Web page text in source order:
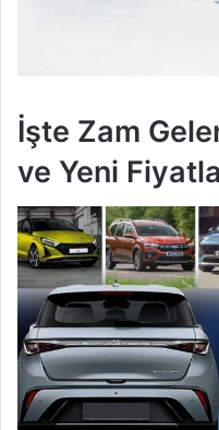
İşte Zam
ve Yeni